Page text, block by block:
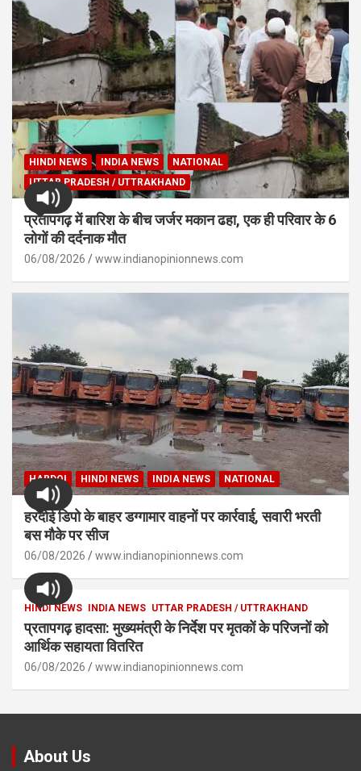
HINDI NEWS INDIA NEWS
NATIONAL
UTTAR PRADESH / UTTRAKHAND
प्रतापगढ़ में बारिश के बीच जर्जर मकान ढहा, एक ही परिवार के 6
लोगों की दर्दनाक मौत
06/08/2026 www.indianopinionnews.com
HARDOI HINDI NEWS INDIA NEWS NATIONAL
हरदोई डिपो के बाहर डग्गामार वाहनों पर कार्रवाई, सवारी भरती
बस मौके पर सीज
06/08/2026 www.indianopinionnews.com
HINDI NEWS INDIA NEWS UTTAR PRADESH / UTTRAKHAND
प्रतापगढ़ हादसा: मुख्यमंत्री के निर्देश पर मृतकों के परिजनों को
आर्थिक सहायता वितरित
06/08/2026 www.indianopinionnews.com
About Us